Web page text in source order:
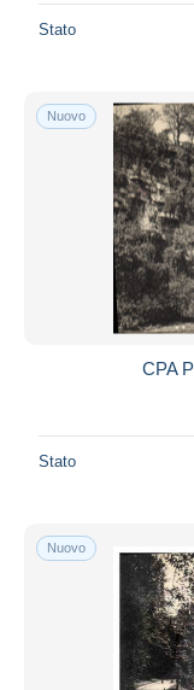
Stato
Nuovo
CPA
Stato
Nuovo